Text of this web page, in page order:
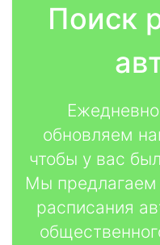
Поиск
обновляем
чтобы у вас
Мы
расписания